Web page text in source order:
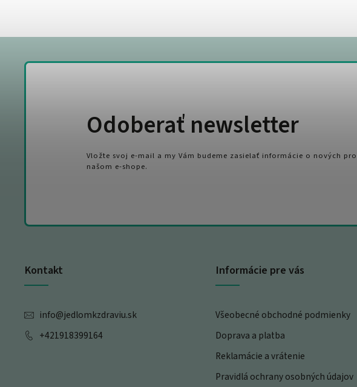
Kontakt
info@jedlomkzdraviu.sk
+421918399164
Informácie pre vás
Všeobecné obchodné podmienky
Doprava a platba
Reklamácie a vrátenie
Pravidlá ochrany osobných údajov
Odoberať newsletter
Vložte svoj e-mail a my Vám budeme zasielať informácie o nových
našom e-shope.